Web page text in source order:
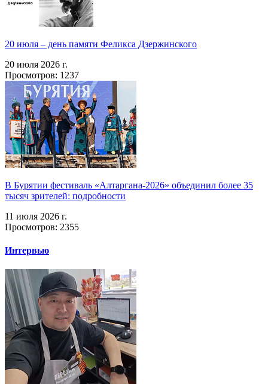
20 июля – день памяти Феликса Дзержинского
20 июля 2026 г.
Просмотров: 1237
В Бурятии фестиваль «Алтаргана-2026» объединил более 35
тысяч зрителей: подробности
11 июля 2026 г.
Просмотров: 2355
Интервью